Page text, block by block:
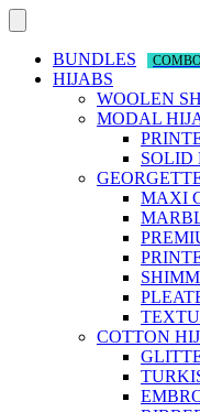
Skip
to
contentBUNDLES
HIJABS
WOOLEN
MODAL
SOLID
MAXI
COTTON